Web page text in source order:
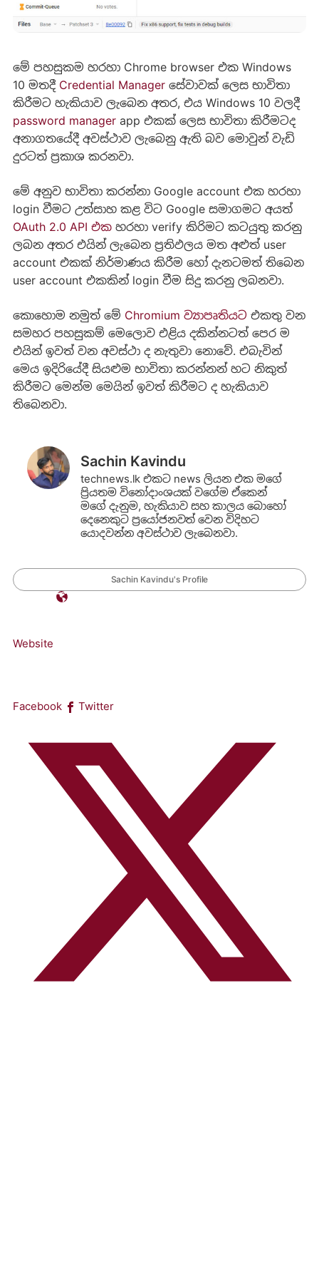
මේ පහසුකම හරහා Chrome browser එක Windows
10 මතදී Credential Managerසේවාවක් ලෙස භාවිතා
කිරීමට හැකියාව ලැබෙන අතර, එය Windows 10 වලදී
password managerapp එකක් ලෙස භාවිතා කිරීමටද
අනාගතයේදී අවස්ථාව ලැබෙනු ඇති බව මොවුන් වැඩි
දුරටත් ප්‍රකාශ කරනවා.
මේ අනුව භාවිතා කරන්නා Google account එක හරහා
login වීමට උත්සාහ කළ විට Google සමාගමට අයත්
OAuth 2.0 API එකහරහා verify කිරිමට කටයුතු කරනු
ලබන අතර එයින් ලැබෙන ප්‍රතිඵලය මත අළුත් user
account එකක් නිර්මාණය කිරීම හෝ දැනටමත් තිබෙන
user account එකකින් login වීම සිදු කරනු ලබනවා.
කොහොම නමුත් මේ Chromium ව්‍යාපෘතියට එකතු වන
සමහර පහසුකම් මෙලොව එළිය දකින්නටත් පෙර ම
එයින් ඉවත් වන අවස්ථා ද නැතුවා නොවේ. එබැවින්
මෙය ඉදිරියේදී සියළුම භාවිතා කරන්නන් හට නිකුත්
කිරීමට මෙන්ම මෙයින් ඉවත් කිරීමට ද හැකියාව
තිබෙනවා.
Sachin Kavindu
technews.lk එකට news ලියන එක මගේ
ප්‍රියතම විනෝදාංශයක් වගේම ඒකෙන්
මගේ දැනුම, හැකියාව සහ කාලය බොහෝ
දෙනෙකුට ප්‍රයෝජනවත් වෙන විදිහට
යොදවන්න අවස්ථාව ලැබෙනවා.
Sachin Kavindu's Profile
Website
Facebook Twitter